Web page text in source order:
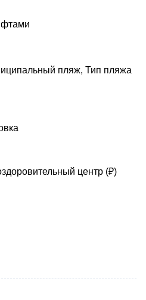
пляж, Тип пляжа
центр (₽)